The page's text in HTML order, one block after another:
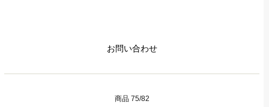
お問い合わせ
商品 75/82